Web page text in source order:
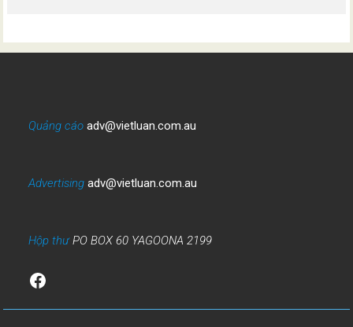
Quảng cáo adv@vietluan.com.au
Advertising adv@vietluan.com.au
Hộp thưPO BOX 60 YAGOONA 2199
Facebook